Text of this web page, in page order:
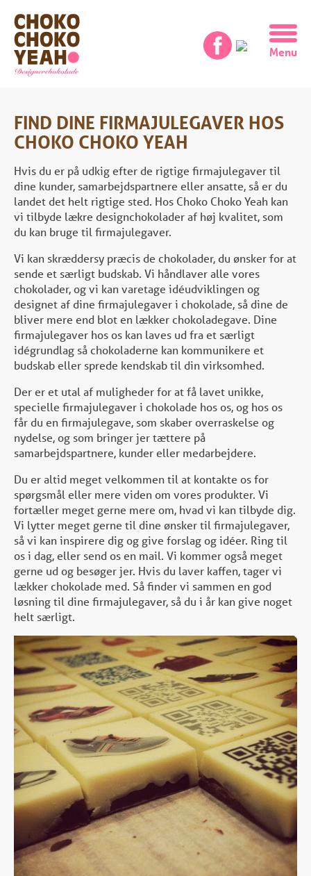
FIND DINE FIRMAJULEGAVER HOS
CHOKO CHOKO YEAH
Hvis du er på udkig efter de rigtige firmajulegaver til
dine kunder, samarbejdspartnere eller ansatte, så er du
landet det helt rigtige sted. Hos Choko Choko Yeah kan
vi tilbyde lækre designchokolader af høj kvalitet, som
du kan bruge til firmajulegaver.
Vi kan skræddersy præcis de chokolader, du ønsker for at
sende et særligt budskab. Vi håndlaver alle vores
chokolader, og vi kan varetage idéudviklingen og
designet af dine firmajulegaver i chokolade, så dine de
bliver mere end blot en lækker chokoladegave. Dine
firmajulegaver hos os kan laves ud fra et særligt
idégrundlag så chokoladerne kan kommunikere et
budskab eller sprede kendskab til din virksomhed.
Der er et utal af muligheder for at få lavet unikke,
specielle firmajulegaver i chokolade hos os, og hos os
får du en firmajulegave, som skaber overraskelse og
nydelse, og som bringer jer tættere på
samarbejdspartnere, kunder eller medarbejdere.
Du er altid meget velkommen til at kontakte os for
spørgsmål eller mere viden om vores produkter. Vi
fortæller meget gerne mere om, hvad vi kan tilbyde dig.
Vi lytter meget gerne til dine ønsker til firmajulegaver,
så vi kan inspirere dig og give forslag og idéer. Ring til
os i dag, eller send os en mail. Vi kommer også meget
gerne ud og besøger jer. Hvis du laver kaffen, tager vi
lækker chokolade med. Så finder vi sammen en god
løsning til dine firmajulegaver, så du i år kan give noget
helt særligt.